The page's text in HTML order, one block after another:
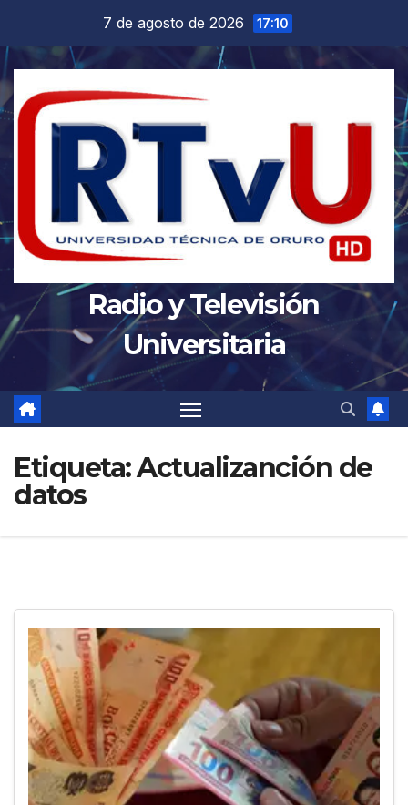
contenido
7 de agosto de 2026 17:10
Radio y Televisión
Universitaria
Etiqueta:Actualizanción de
datos